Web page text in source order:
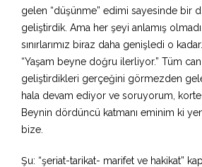
gelen “düşünme” edimi sayesinde bir
geliştirdik. Ama her şeyi anlamış
sınırlarımız biraz daha genişledi o
“Yaşam beyne doğru ilerliyor.” Tüm
geliştirdikleri gerçeğini görmezden
hala devam ediyor ve soruyorum,
Beynin dördüncü katmanı eminim ki
bize.
Şu: “şeriat-tarikat- marifet ve hakikat”